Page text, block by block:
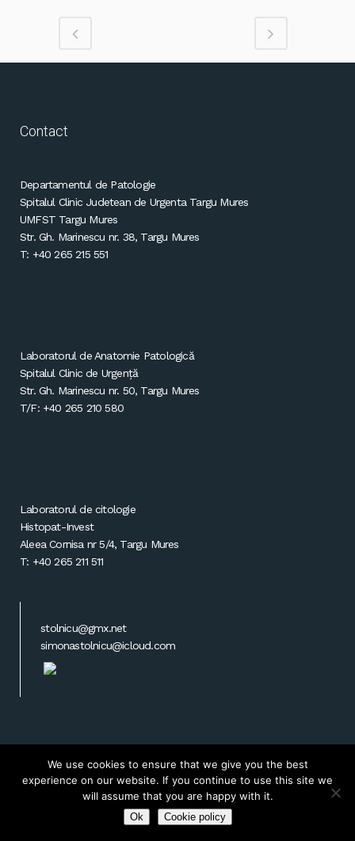
Contact
Departamentul de Patologie
Spitalul Clinic Judetean de Urgenta Targu Mures
UMFST Targu Mures
Str. Gh. Marinescu nr. 38, Targu Mures
T: +40 265 215 551
Laboratorul de Anatomie Patologică
Spitalul Clinic de Urgență
Str. Gh. Marinescu nr. 50, Targu Mures
T/F: +40 265 210 580
Laboratorul de citologie
Histopat-Invest
Aleea Cornisa nr 5/4, Targu Mures
T: +40 265 211 511
stolnicu@gmx.net
simonastolnicu@icloud.com
Powered byTransilvania Soft & Web Design
© Copyright Simona Stolnicu M.D. 2019
Terms and conditions|Privacy Policy
We use cookies to ensure that we give you the best
experience on our website. If you continue to use this site we
will assume that you are happy with it.
Ok Cookie policy